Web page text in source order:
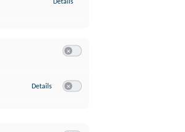
Details zu Google Analytics